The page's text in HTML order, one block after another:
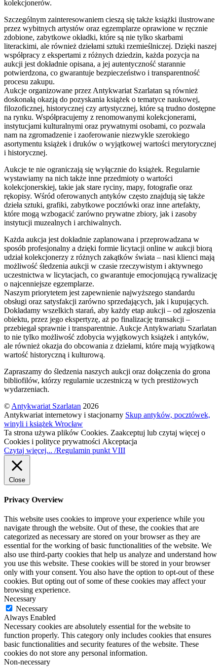
kolekcjonerów.
Szczególnym zainteresowaniem cieszą się także książki ilustrowane
przez wybitnych artystów oraz egzemplarze oprawione w ręcznie
zdobione, zabytkowe okładki, które są nie tylko skarbami
literackimi, ale również dziełami sztuki rzemieślniczej. Dzięki naszej
współpracy z ekspertami z różnych dziedzin, każda pozycja na
aukcji jest dokładnie opisana, a jej autentyczność starannie
potwierdzona, co gwarantuje bezpieczeństwo i transparentność
procesu zakupu.
Aukcje organizowane przez Antykwariat Szarlatan są również
doskonałą okazją do pozyskania książek o tematyce naukowej,
filozoficznej, historycznej czy artystycznej, które są trudno dostępne
na rynku. Współpracujemy z renomowanymi kolekcjonerami,
instytucjami kulturalnymi oraz prywatnymi osobami, co pozwala
nam na zgromadzenie i zaoferowanie niezwykle szerokiego
asortymentu książek i druków o wyjątkowej wartości merytorycznej
i historycznej.
Aukcje te nie ograniczają się wyłącznie do książek. Regularnie
wystawiamy na nich także inne przedmioty o wartości
kolekcjonerskiej, takie jak stare ryciny, mapy, fotografie oraz
rękopisy. Wśród oferowanych antyków często znajdują się także
dzieła sztuki, grafiki, zabytkowe pocztówki oraz inne artefakty,
które mogą wzbogacić zarówno prywatne zbiory, jak i zasoby
instytucji muzealnych i archiwalnych.
Każda aukcja jest dokładnie zaplanowana i przeprowadzana w
sposób profesjonalny a dzięki formie licytacji online w aukcji biorą
udział kolekcjonerzy z różnych zakątków świata – nasi klienci mają
możliwość śledzenia aukcji w czasie rzeczywistym i aktywnego
uczestnictwa w licytacjach, co gwarantuje emocjonującą rywalizację
o najcenniejsze egzemplarze.
Naszym priorytetem jest zapewnienie najwyższego standardu
obsługi oraz satysfakcji zarówno sprzedających, jak i kupujących.
Dokładamy wszelkich starań, aby każdy etap aukcji – od zgłoszenia
obiektu, przez jego ekspertyzę, aż po finalizację transakcji –
przebiegał sprawnie i transparentnie. Aukcje Antykwariatu Szarlatan
to nie tylko możliwość zdobycia wyjątkowych książek i antyków,
ale również okazja do obcowania z dziełami, które mają wyjątkową
wartość historyczną i kulturową.
Zapraszamy do śledzenia naszych aukcji oraz dołączenia do grona
bibliofilów, którzy regularnie uczestniczą w tych prestiżowych
wydarzeniach.
© Antykwariat Szarlatan 2026
Antykwariat internetowy i stacjonarny Skup antyków, pocztówek,
winyli i książek Wrocław
Ta strona używa plików Cookies. Zaakceptuj lub czytaj więcej o
Cookies i polityce prywatności Akceptacja
Czytaj więcej... /Regulamin punkt VIII
Close
Privacy Overview
This website uses cookies to improve your experience while you
navigate through the website. Out of these, the cookies that are
categorized as necessary are stored on your browser as they are
essential for the working of basic functionalities of the website. We
also use third-party cookies that help us analyze and understand how
you use this website. These cookies will be stored in your browser
only with your consent. You also have the option to opt-out of these
cookies. But opting out of some of these cookies may affect your
browsing experience.
Necessary
Necessary
Always Enabled
Necessary cookies are absolutely essential for the website to
function properly. This category only includes cookies that ensures
basic functionalities and security features of the website. These
cookies do not store any personal information.
Non-necessary